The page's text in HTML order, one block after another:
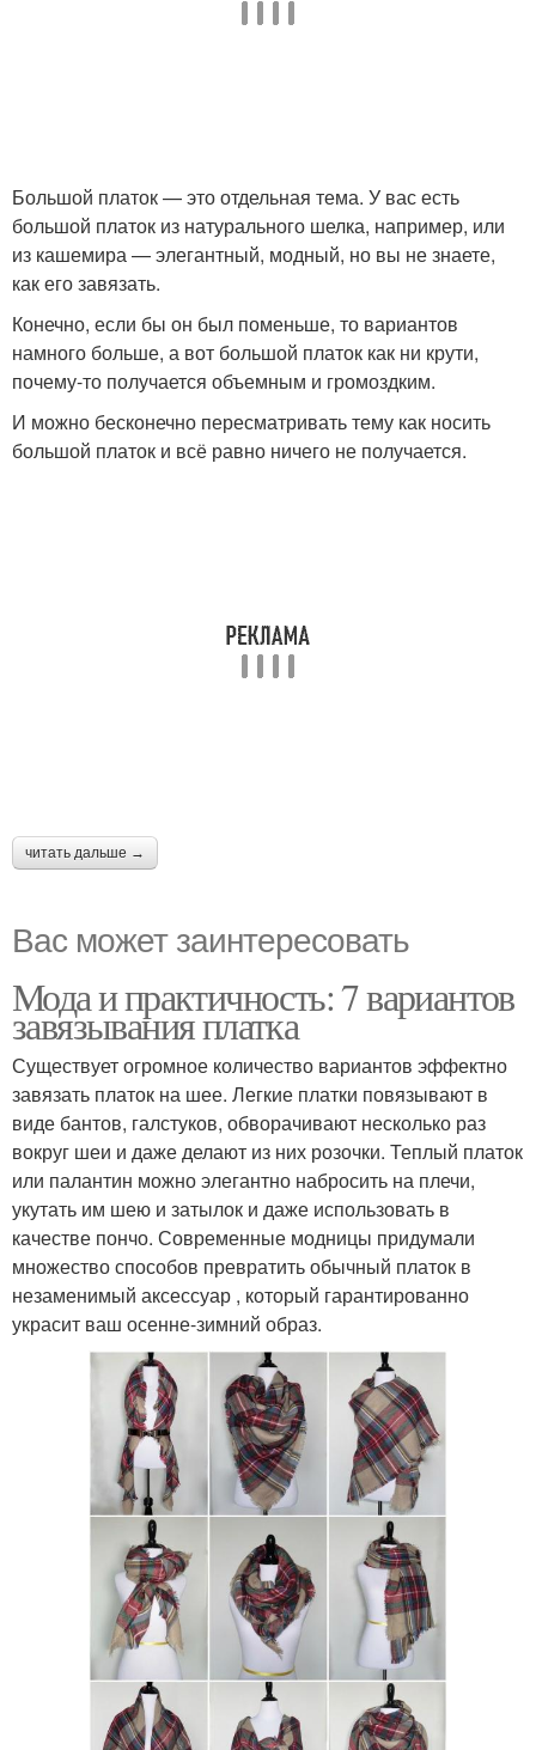
Большой платок — это отдельная тема. У вас есть
большой платок из натурального шелка, например, или
из кашемира — элегантный, модный, но вы не знаете,
как его завязать.
Конечно, если бы он был поменьше, то вариантов
намного больше, а вот большой платок как ни крути,
почему-то получается объемным и громоздким.
И можно бесконечно пересматривать тему как носить
большой платок и всё равно ничего не получается.
читать дальше →
Вас может заинтересовать
Мода и практичность: 7 вариантов
завязывания платка
Существует огромное количество вариантов эффектно
завязать платок на шее. Легкие платки повязывают в
виде бантов, галстуков, обворачивают несколько раз
вокруг шеи и даже делают из них розочки. Теплый платок
или палантин можно элегантно набросить на плечи,
укутать им шею и затылок и даже использовать в
качестве пончо. Современные модницы придумали
множество способов превратить обычный платок в
незаменимый аксессуар , который гарантированно
украсит ваш осенне-зимний образ.